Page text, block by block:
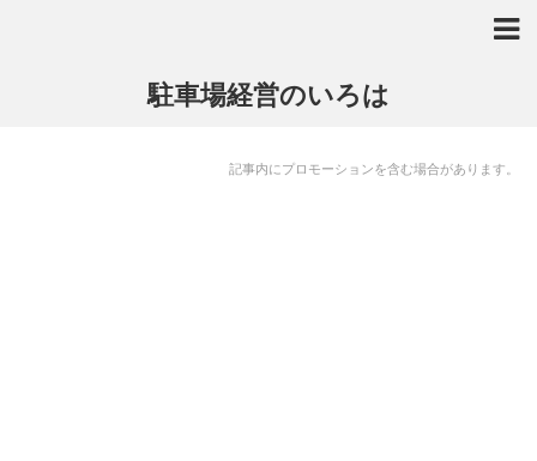
駐車場経営のいろは
記事内にプロモーションを含む場合があります。